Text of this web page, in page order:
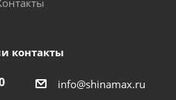
контакты
info@shinamax.ru